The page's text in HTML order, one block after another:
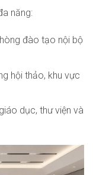
năng:
đào tạo nội bộ
hội thảo, khu vực
dục, thư viện và